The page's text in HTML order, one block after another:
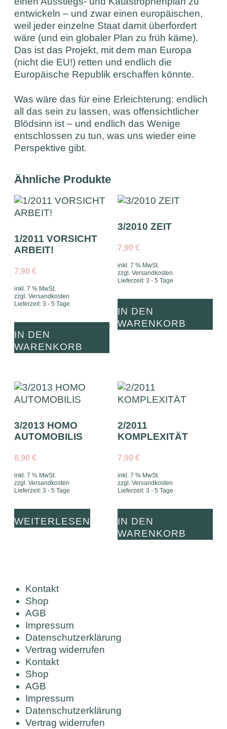
entwickeln – und zwar einen europäischen,
weil jeder einzelne Staat damit überfordert
wäre (und ein globaler Plan zu früh käme).
Das ist das Projekt, mit dem man Europa
(nicht die EU!) retten und endlich die
Europäische Republik erschaffen könnte.
Was wäre das für eine Erleichterung: endlich
all das sein zu lassen, was offensichtlicher
Blödsinn ist – und endlich das Wenige
entschlossen zu tun, was uns wieder eine
Perspektive gibt.
Ähnliche Produkte
1/2011 VORSICHT
ARBEIT!
7,90€
inkl. 7 % MwSt.
zzgl.Versandkosten
Lieferzeit:3 - 5 Tage
IN DEN
WARENKORB
3/2010 ZEIT
7,90 €
inkl. 7 % MwSt.
zzgl. Versandkosten
Lieferzeit: 3 - 5 Tage
IN DEN
WARENKORB
3/2013 HOMO
AUTOMOBILIS
8,90€
inkl. 7 % MwSt.
zzgl.Versandkosten
Lieferzeit:3 - 5 Tage
WEITERLESEN
2/2011
KOMPLEXITÄT
7,90 €
inkl. 7 % MwSt.
zzgl. Versandkosten
Lieferzeit: 3 - 5 Tage
IN DEN
WARENKORB
Kontakt
Shop
AGB
Impressum
Datenschutzerklärung
Vertrag widerrufen
Kontakt
Shop
AGB
Impressum
Datenschutzerklärung
Vertrag widerrufen